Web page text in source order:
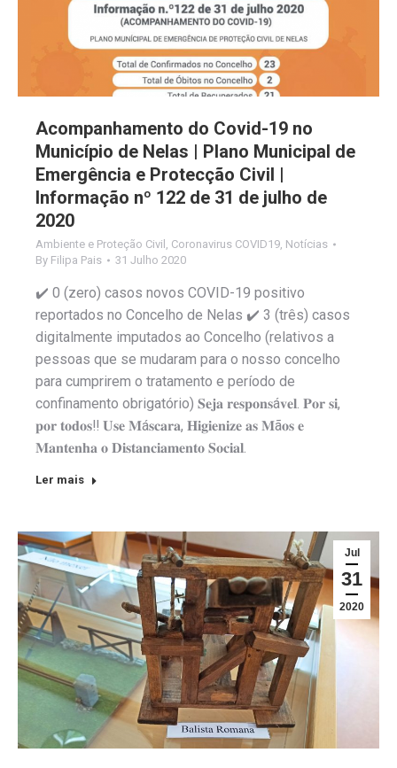
Acompanhamento do Covid-19 no
Município de Nelas | Plano Municipal de
Emergência e Protecção Civil |
Informação nº 122 de 31 de julho de
2020
Ambiente e Proteção Civil , Coronavirus COVID19, Notícias
By Filipa Pais 31 Julho 2020
✔️ 0 (zero) casos novos COVID-19 positivo
reportados no Concelho de Nelas ✔️ 3 (três) casos
digitalmente imputados ao Concelho (relativos a
pessoas que se mudaram para o nosso concelho
para cumprirem o tratamento e período de
confinamento obrigatório) 𝐒𝐞𝐣𝐚 𝐫𝐞𝐬𝐩𝐨𝐧𝐬á𝐯𝐞𝐥. 𝐏𝐨𝐫 𝐬𝐢,
𝐩𝐨𝐫 𝐭𝐨𝐝𝐨𝐬‼️ 𝐔𝐬𝐞 𝐌á𝐬𝐜𝐚𝐫𝐚, 𝐇𝐢𝐠𝐢𝐞𝐧𝐢𝐳𝐞 𝐚𝐬 𝐌ã𝐨𝐬 𝐞
𝐌𝐚𝐧𝐭𝐞𝐧𝐡𝐚 𝐨 𝐃𝐢𝐬𝐭𝐚𝐧𝐜𝐢𝐚𝐦𝐞𝐧𝐭𝐨 𝐒𝐨𝐜𝐢𝐚𝐥.
Ler mais
Jul
31
2020